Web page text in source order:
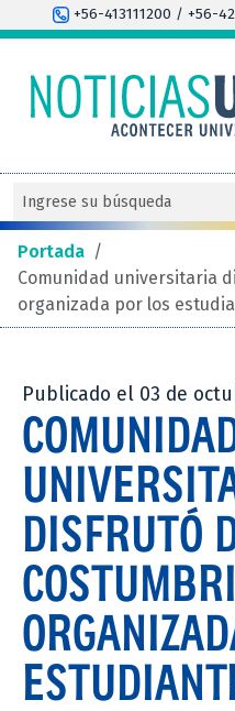
+56-413111200 / +56-
Portada /
Comunidad universitaria
organizada por los
Publicado el 03 de
DISFRUTÓ